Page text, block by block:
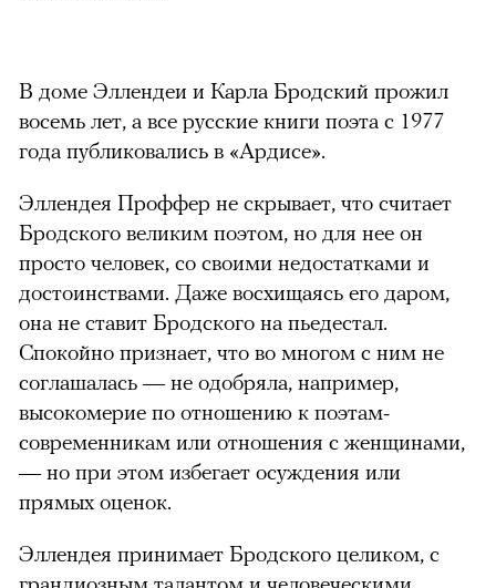
В доме Эллендеи и Карла Бродский прожил
восемь лет, а все русские книги поэта с 1977
года публиковались в «Ардисе».
Эллендея Проффер не скрывает, что считает
Бродского великим поэтом, но для нее он
просто человек, со своими недостатками и
достоинствами. Даже восхищаясь его даром,
она не ставит Бродского на пьедестал.
Спокойно признает, что во многом с ним не
соглашалась — не одобряла, например,
высокомерие по отношению к поэтам-
современникам или отношения с женщинами,
— но при этом избегает осуждения или
прямых оценок.
Эллендея принимает Бродского целиком, с
грандиозным талантом и человеческими